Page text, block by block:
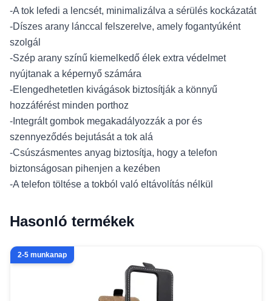
-A tok lefedi a lencsét, minimalizálva a sérülés kockázatát
-Díszes arany lánccal felszerelve, amely fogantyúként
szolgál
-Szép arany színű kiemelkedő élek extra védelmet
nyújtanak a képernyő számára
-Elengedhetetlen kivágások biztosítják a könnyű
hozzáférést minden porthoz
-Integrált gombok megakadályozzák a por és
szennyeződés bejutását a tok alá
-Csúszásmentes anyag biztosítja, hogy a telefon
biztonságosan pihenjen a kezében
-A telefon töltése a tokból való eltávolítás nélkül
Hasonló termékek
2-5 munkanap